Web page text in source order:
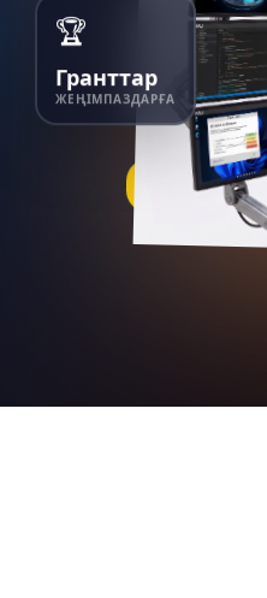
🏆
Гранттар
ЖЕҢІМПАЗДАРҒА